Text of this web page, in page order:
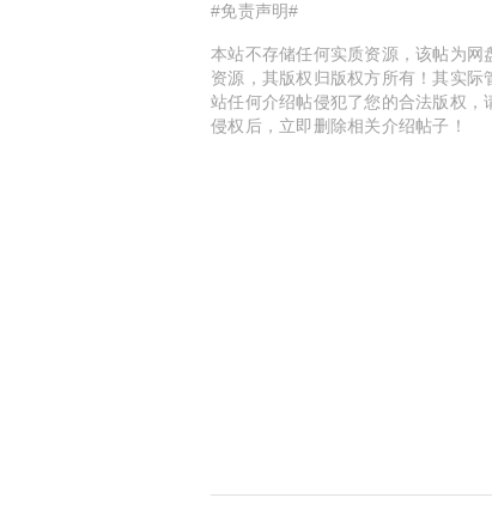
#免责声明#
本站不存储任何实质资源，该帖为
资源，其版权归版权方所有！其实
站任何介绍帖侵犯了您的合法版权
侵权后，立即删除相关介绍帖子！